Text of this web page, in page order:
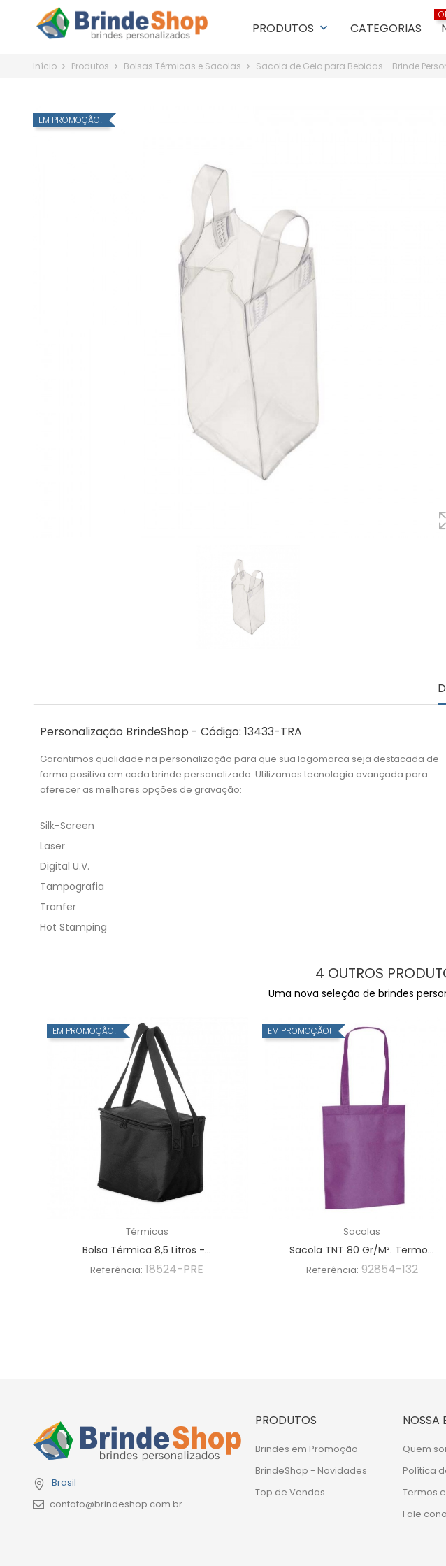
PRODUTOS keyboard_arrow_down CATEGORIAS
Início Produtos Bolsas Térmicas e Sacolas Sacola de Gelo para Bebidas - Brinde
EM PROMOÇÃO!
Personalização BrindeShop - Código: 13433-TRA
Garantimos qualidade na personalização para que sua logomarca seja destacada de
forma positiva em cada brinde personalizado. Utilizamos tecnologia avançada para
oferecer as melhores opções de gravação:
Silk-Screen
Laser
Digital U.V.
Tampografia
Tranfer
Hot Stamping
4 OUTROS
Uma nova seleção de brindes
EM PROMOÇÃO!
Térmicas
Bolsa Térmica 8,5 Litros -...
Referência: 18524-PRE
EM PROMOÇÃO!
Sacolas
Sacola TNT 80 Gr/m². Termo...
Referência: 92854-132
Brasil
contato@brindeshop.com.br
PRODUTOS
Brindes em Promoção
BrindeShop - Novidades
Top de Vendas
NOSSA
Quem
Política
Termos
Fale